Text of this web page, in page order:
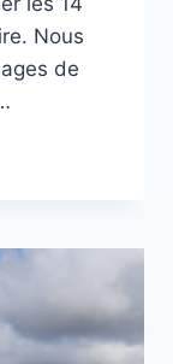
Nous
de